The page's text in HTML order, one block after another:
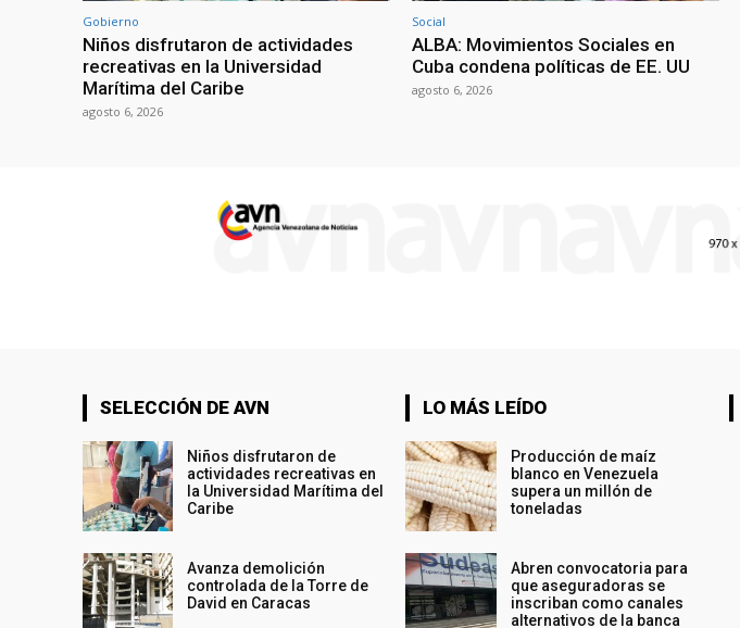
Gobierno
Niños disfrutaron de actividades
recreativas en la Universidad
Marítima del Caribe
agosto 6, 2026
Social
ALBA: Movimientos Sociales en
Cuba condena políticas de EE. UU
agosto 6, 2026
SELECCIÓN DE AVN
Niños disfrutaron de
actividades recreativas en
la Universidad Marítima del
Caribe
Avanza demolición
controlada de la Torre de
David en Caracas
LO MÁS LEÍDO
Producción de maíz
blanco en Venezuela
supera un millón de
toneladas
Abren convocatoria para
que aseguradoras se
inscriban como canales
alternativos de la banca